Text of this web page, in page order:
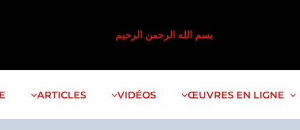
بسم الله الرحمن الرحيم
ARTICLES VIDÉOS ŒUVRES EN LIGNE